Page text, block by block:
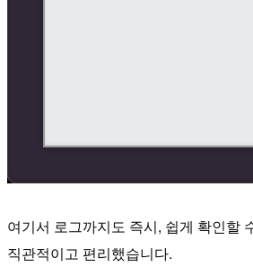
여기서 로그까지도 즉시, 쉽게 확인할
직관적이고 편리했습니다.